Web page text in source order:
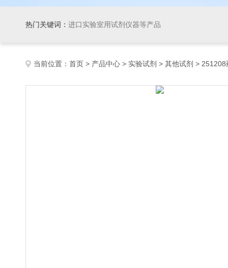
热门关键词： 进口实验室用试剂仪器等产品
当前位置： 首页 > 产品中心 > 实验试剂 > 其他试剂 > 251208